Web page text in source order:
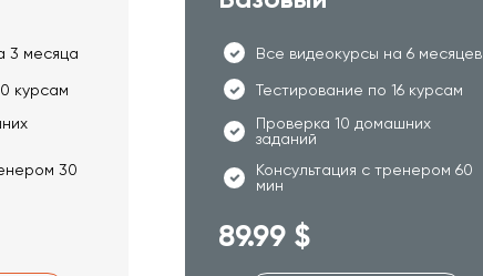
3 месяца
курсам
30
Все видеокурсы на 6 месяцев
Тестирование по 16 курсам
Проверка 10 домашних
заданий
Консультация с тренером 60
мин
89.99 $